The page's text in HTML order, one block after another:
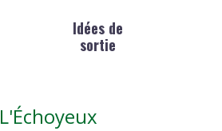
Idées de
sortie
L'Échoyeux